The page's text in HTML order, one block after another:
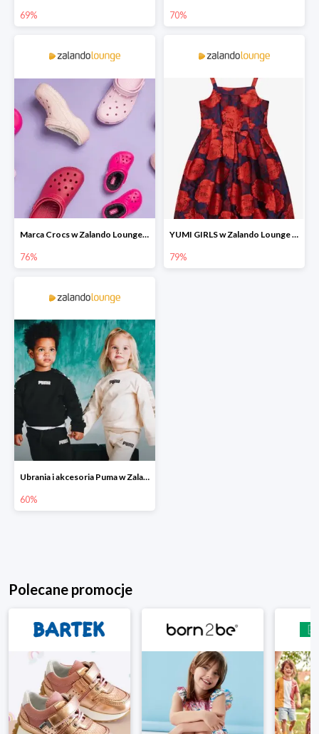
69% 70%
Marca Crocs w Zalando Lounge do -76%
76%
YUMI GIRLS w Zalando Lounge do -79%
79%
Ubrania i akcesoria Puma w Zalando Lounge do -60%
60%
Polecane promocje